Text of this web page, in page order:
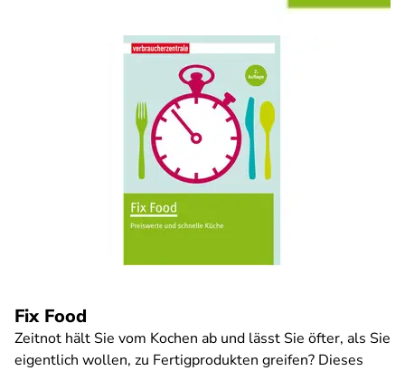
Fix Food
Zeitnot hält Sie vom Kochen ab und lässt Sie öfter, als Sie
eigentlich wollen, zu Fertigprodukten greifen? Dieses